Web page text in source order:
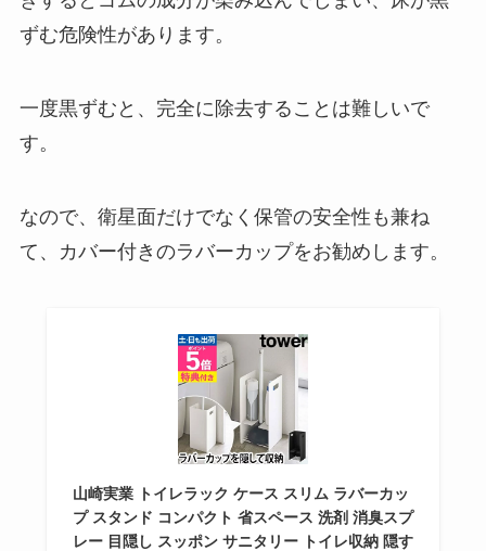
ずむ危険性があります。
一度黒ずむと、完全に除去することは難しいで
す。
なので、衛星面だけでなく保管の安全性も兼ね
て、カバー付きのラバーカップをお勧めします。
山崎実業 トイレラック ケース スリム ラバーカッ
プ スタンド コンパクト 省スペース 洗剤 消臭スプ
レー 目隠し スッポン サニタリー トイレ収納 隠す